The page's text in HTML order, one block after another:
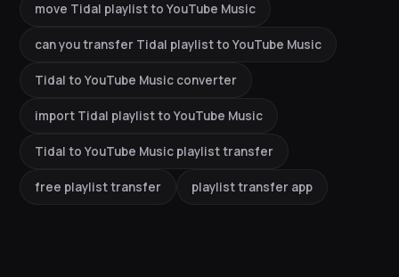
move Tidal playlist to YouTube Music
can you transfer Tidal playlist to YouTube Music
Tidal to YouTube Music converter
import Tidal playlist to YouTube Music
Tidal to YouTube Music playlist transfer
free playlist transfer playlist transfer app